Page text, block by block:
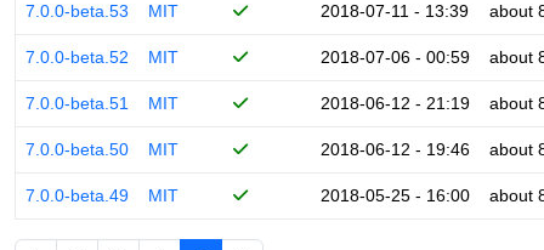
7.0.0-beta.53 MIT 2018-07-11 - 13:39 about
7.0.0-beta.52 MIT 2018-07-06 - 00:59 about
7.0.0-beta.51 MIT 2018-06-12 - 21:19 about
7.0.0-beta.50 MIT 2018-06-12 - 19:46 about
7.0.0-beta.49 MIT 2018-05-25 - 16:00 about